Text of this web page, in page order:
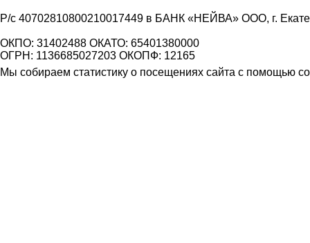
Р/с 40702810800210017449 в БАНК «НЕЙВА» ООО, г.
ОКПО: 31402488 ОКАТО: 65401380000
ОГРН: 1136685027203 ОКОПФ: 12165
Мы собираем статистику о посещениях сайта с помощью